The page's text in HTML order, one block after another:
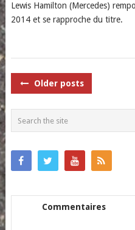
Lewis Hamilton (Mercedes)
2014 et se rapproche du titre.
POSTS
Older posts
Commentaires